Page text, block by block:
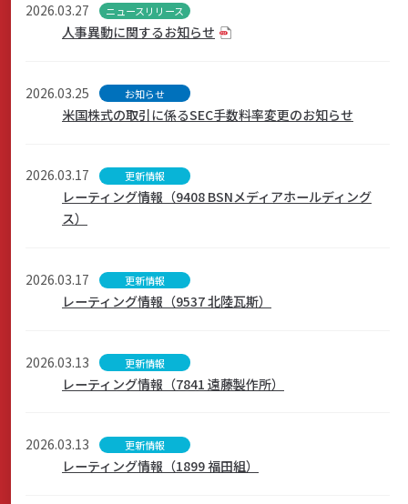
2026.03.27 ニュースリリース
人事異動に関するお知らせ
2026.03.25 お知らせ
米国株式の取引に係るSEC手数料率変更のお知らせ
2026.03.17 更新情報
レーティング情報（9408 BSNメディアホールディング
ス）
2026.03.17 更新情報
レーティング情報（9537 北陸瓦斯）
2026.03.13 更新情報
レーティング情報（7841 遠藤製作所）
2026.03.13 更新情報
レーティング情報（1899 福田組）